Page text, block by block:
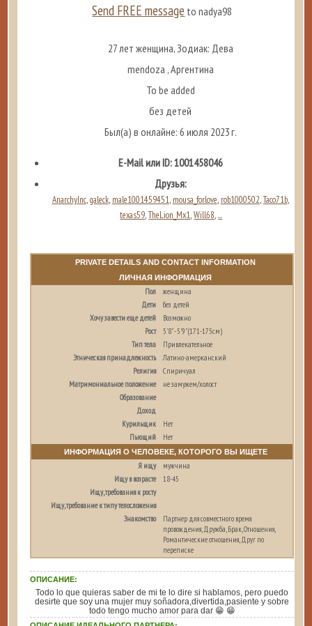
Send FREE message to nadya98
27 лет женщина, Зодиак: Дева
mendoza , Аргентина
To be added
без детей
Был(а) в онлайне: 6 июля 2023 г.
E-Mail или ID: 1001458046
Друзья:
AnarchyInc, galeck, male1001459451, mousa_forlove, rob1000502,Taco71b,
texas59, TheLion_Mx1,Will68,...
PRIVATE DETAILS AND CONTACT INFORMATION
ЛИЧНАЯ ИНФОРМАЦИЯ
Пол
женщина
Дети
без детей
Хочу завести еще детей
Возможно
Рост
5'8" - 5'9" (171-175см)
Тип тела
Привлекательное
Этническая принадлежность
Латино-амерканский
Религия
Спиричуал
Матримониальное положение
не замужем/холост
Образование
Доход
Курильщик
Нет
Пьющий
Нет
ИНФОРМАЦИЯ О ЧЕЛОВЕКЕ, КОТОРОГО ВЫ ИЩЕТЕ
Я ищу
мужчина
Ищу в возрасте
18-45
Ищу, требования к росту
Ищу, требование к типу телосложения
Знакомство
Партнер для совместного время
провождения, Дружба, Брак, Отношения,
Романтические отношения, Друг по
переписке
ОПИСАНИЕ:
Todo lo que quieras saber de mi te lo dire si hablamos, pero puedo
desirte que soy una mujer muy soñadora,divertida,pasiente y sobre
todo tengo mucho amor para dar 😁 😁